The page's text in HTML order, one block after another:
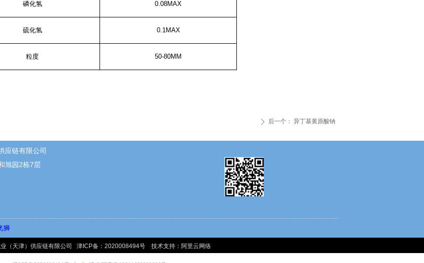
ꄲ 后一个： 异丁基黄原酸钠
磷化氢 0.08MAX
硫化氢 0.1MAX
粒度 50-80MM
链有限公司
旭园2栋7层
业（天津）供应链有限公司 津ICP备：2020008494号 技术支持：阿里云网络
狮